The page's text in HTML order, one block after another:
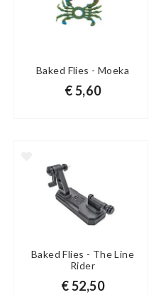
Baked Flies - Moeka
€ 5,60
Baked Flies - The Line
Rider
€ 52,50